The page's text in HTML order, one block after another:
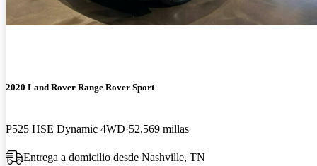
2020 Land Rover Range Rover Sport
P525 HSE Dynamic 4WD 52,569 millas
Entrega a domicilio desde Nashville, TN